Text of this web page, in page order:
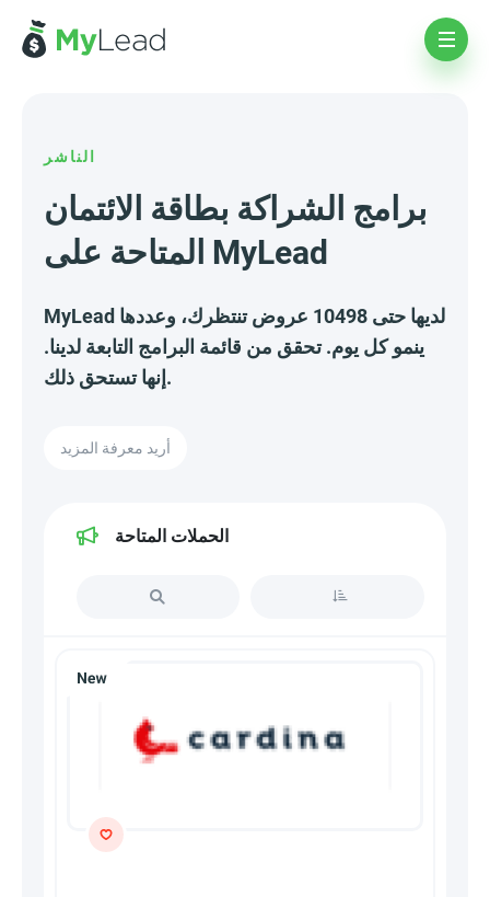
الناشر
برامج الشراكة بطاقة الائتمان
المتاحة على MyLead
MyLead لديها حتى 10498 عروض تنتظرك، وعددها
ينمو كل يوم. تحقق من قائمة البرامج التابعة لدينا.
إنها تستحق ذلك.
أريد معرفة المزيد
الحملات المتاحة